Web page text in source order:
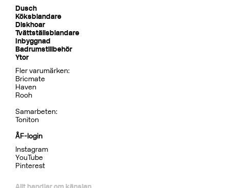
Dusch
Köksblandare
Diskhoar
Tvättställsblandare
Inbyggnad
Badrumstillbehör
Ytor
Fler varumärken:
Bricmate
Haven
Rooh
Samarbeten:
Toniton
ÅF-login
Instagram
YouTube
Pinterest